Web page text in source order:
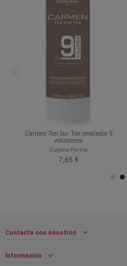
Carmen Ton Sur Ton revelador 9
volúmenes
Eugene-Perma
7,65 €
Contacta con nosotros
Información